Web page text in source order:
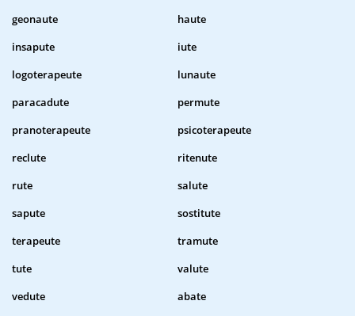
geonaute
haute
insapute
iute
logoterapeute
lunaute
paracadute
permute
pranoterapeute
psicoterapeute
reclute
ritenute
rute
salute
sapute
sostitute
terapeute
tramute
tute
valute
vedute
abate